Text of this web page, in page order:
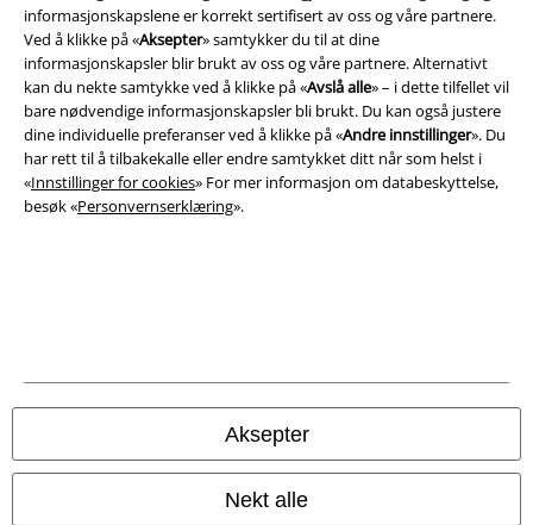
informasjonskapslene er korrekt sertifisert av oss og våre partnere.
Ved å klikke på «Aksepter» samtykker du til at dine
informasjonskapsler blir brukt av oss og våre partnere. Alternativt
kan du nekte samtykke ved å klikke på «Avslå alle» – i dette tilfellet vil
bare nødvendige informasjonskapsler bli brukt. Du kan også justere
dine individuelle preferanser ved å klikke på «Andre innstillinger». Du
har rett til å tilbakekalle eller endre samtykket ditt når som helst i
«Innstillinger for cookies» For mer informasjon om databeskyttelse,
besøk «Personvernserklæring».
Aksepter
Nekt alle